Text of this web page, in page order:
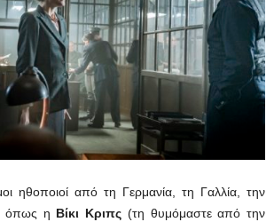
ηθοποιοί από τη Γερμανία, τη Γαλλία, την
όπως η Βίκι Κριπς (τη θυμόμαστε από την